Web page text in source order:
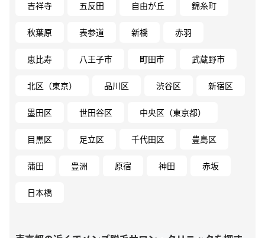
吉祥寺 五反田 自由が丘 錦糸町
秋葉原 表参道 新橋 赤羽
恵比寿 八王子市 町田市 武蔵野市
北区（東京） 品川区 渋谷区 新宿区
墨田区 世田谷区 中央区（東京都）
目黒区 足立区 千代田区 豊島区
蒲田 豊洲 原宿 神田 赤坂
日本橋